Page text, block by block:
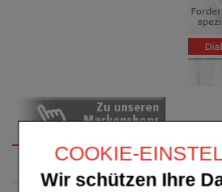
COOKIE-
Wir schützen Ihre